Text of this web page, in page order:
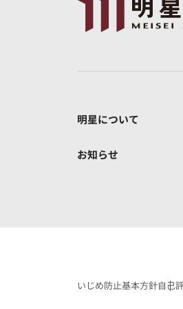
明星について
お知らせ
いじめ防止基本方針自己